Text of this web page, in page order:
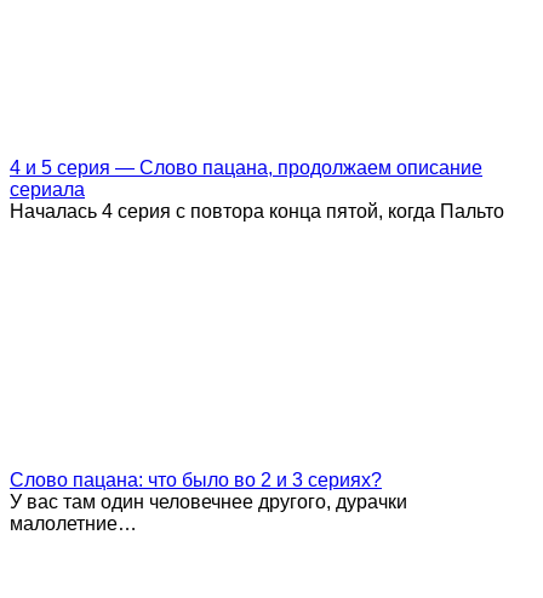
4 и 5 серия — Слово пацана, продолжаем описание
сериала
Началась 4 серия с повтора конца пятой, когда Пальто
Слово пацана: что было во 2 и 3 сериях?
У вас там один человечнее другого, дурачки
малолетние…